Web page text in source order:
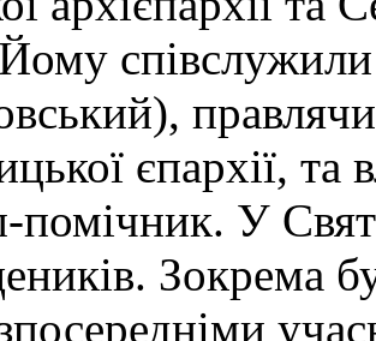
співслужили
єпархії,
помічник. У
Зокрема